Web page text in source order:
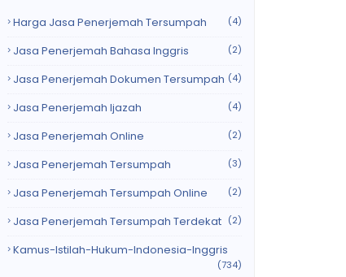
Harga Jasa Penerjemah Tersumpah (4)
Jasa Penerjemah Bahasa Inggris (2)
Jasa Penerjemah Dokumen Tersumpah (4)
Jasa Penerjemah Ijazah (4)
Jasa Penerjemah Online (2)
Jasa Penerjemah Tersumpah (3)
Jasa Penerjemah Tersumpah Online (2)
Jasa Penerjemah Tersumpah Terdekat (2)
Kamus-Istilah-Hukum-Indonesia-Inggris
(734)